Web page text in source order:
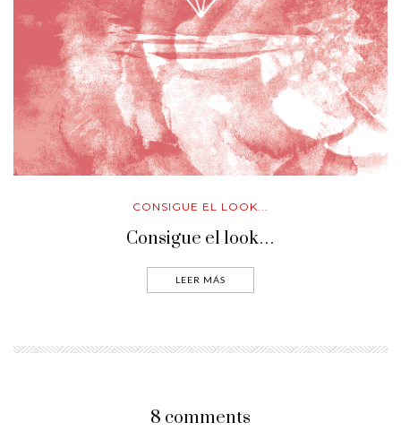
CONSIGUE EL LOOK...
Consigue el look…
LEER MÁS
8 comments